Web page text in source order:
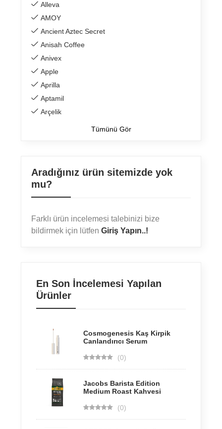
Alleva
AMOY
Ancient Aztec Secret
Anisah Coffee
Anivex
Apple
Aprilla
Aptamil
Arçelik
Tümünü Gör
Aradığınız ürün sitemizde yok
mu?
Farklı ürün incelemesi talebinizi bize
bildirmek için lütfen Giriş Yapın..!
En Son İncelemesi Yapılan
Ürünler
Cosmogenesis Kaş Kirpik
Canlandırıcı Serum
(0)
Jacobs Barista Edition
Medium Roast Kahvesi
(0)